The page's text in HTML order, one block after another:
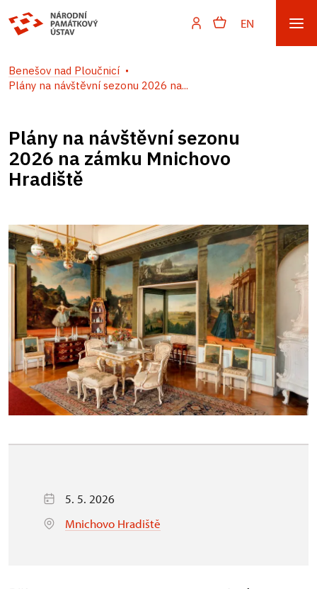
EN
Benešov nad Ploučnicí
Plány na návštěvní sezonu 2026 na...
Plány na návštěvní sezonu
2026 na zámku Mnichovo
Hradiště
5. 5. 2026
Mnichovo Hradiště